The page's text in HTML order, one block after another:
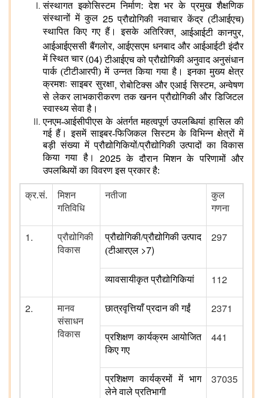
संस्थागत इकोसिस्टम निर्माण: देश भर के प्रमुख शैक्षणिक
संस्थानों में कुल 25प्रौद्योगिकी नवाचार केंद्र (टीआईएच)
स्थापित किए गए हैं। इसके अतिरिक्त, आईआईटी कानपुर,
आईआईएससी बैंगलोर,आईएसएम धनबाद और आईआईटी इंदौर
में स्थित चार (04)टीआईएच को प्रौद्योगिकी अनुवाद अनुसंधान
पार्क (टीटीआरपी) में उन्नत किया गया है। इनका मुख्य क्षेत्र
क्रमशः साइबर सुरक्षा,रोबोटिक्स और एआई सिस्टम,अन्वेषण
से लेकर लाभकारीकरण तक खनन प्रौद्योगिकी और डिजिटल
स्वास्थ्य सेवा है।
एनएम-आईसीपीएस के अंतर्गत महत्वपूर्ण उपलब्धियां हासिल की
गई हैं। इसमें साइबर-फिजिकल सिस्टम के विभिन्न क्षेत्रों में
बड़ी संख्या में प्रौद्योगिकियों/प्रौद्योगिकी उत्पादों का विकास
किया गया है। 2025 के दौरान मिशन के परिणामों और
उपलब्धियों का विवरण इस प्रकार है:
क्र.सं.
मिशन
गतिविधि
नतीजा
कुल
गणना
1.
प्रौद्योगिकी
विकास
प्रौद्योगिकी/प्रौद्योगिकी उत्पाद
(टीआरएल >7)
297
व्यावसायीकृत प्रौद्योगिकियां 112
2.
मानव
संसाधन
विकास
छात्रवृत्तियाँ प्रदान की गईं 2371
प्रशिक्षण कार्यक्रम आयोजित
किए गए
441
प्रशिक्षण कार्यक्रमों में भाग
लेने वाले प्रतिभागी
37035